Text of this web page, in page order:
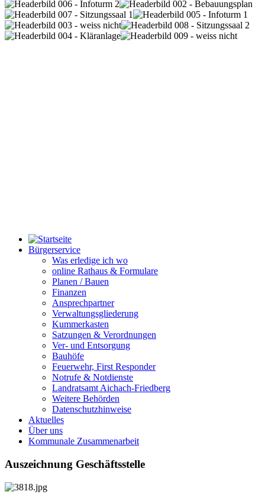
Bürgerservice
Was erledige ich wo
online Rathaus & Formulare
Planen / Bauen
Finanzen
Ansprechpartner
Verwaltungsgliederung
Kummerkasten
Satzungen & Verordnungen
Ver- und Entsorgung
Bauhöfe
Feuerwehr, First Responder
Notrufe & Notdienste
Landratsamt Aichach-Friedberg
Weitere Behörden
Datenschutzhinweise
Aktuelles
Über uns
Kommunale Zusammenarbeit
Auszeichnung Geschäftsstelle